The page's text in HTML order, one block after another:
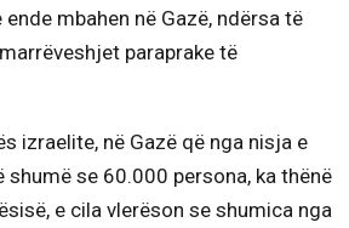
mbahen në Gazë, ndërsa të
paraprake të
izraelite, në Gazë që nga nisja e
se 60.000 persona, ka thënë
e cila vlerëson se shumica nga